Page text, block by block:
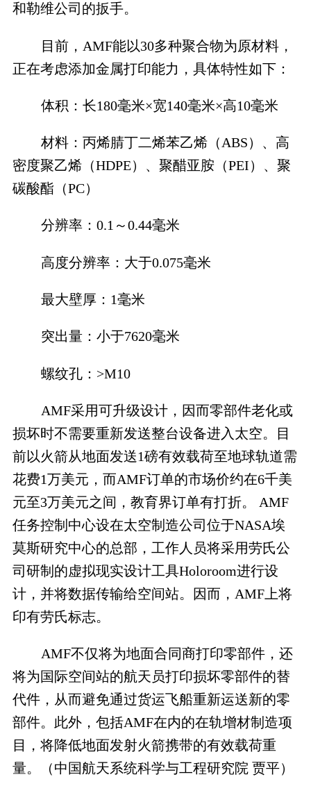
和勒维公司的扳手。
目前，AMF能以30多种聚合物为原材料，
正在考虑添加金属打印能力，具体特性如下：
体积：长180毫米×宽140毫米×高10毫米
材料：丙烯腈丁二烯苯乙烯（ABS）、高
密度聚乙烯（HDPE）、聚醋亚胺（PEI）、聚
碳酸酯（PC）
分辨率：0.1～0.44毫米
高度分辨率：大于0.075毫米
最大壁厚：1毫米
突出量：小于7620毫米
螺纹孔：>M10
AMF采用可升级设计，因而零部件老化或
损坏时不需要重新发送整台设备进入太空。目
前以火箭从地面发送1磅有效载荷至地球轨道需
花费1万美元，而AMF订单的市场价约在6千美
元至3万美元之间，教育界订单有打折。 AMF
任务控制中心设在太空制造公司位于NASA埃
莫斯研究中心的总部，工作人员将采用劳氏公
司研制的虚拟现实设计工具Holoroom进行设
计，并将数据传输给空间站。因而，AMF上将
印有劳氏标志。
AMF不仅将为地面合同商打印零部件，还
将为国际空间站的航天员打印损坏零部件的替
代件，从而避免通过货运飞船重新运送新的零
部件。此外，包括AMF在内的在轨增材制造项
目，将降低地面发射火箭携带的有效载荷重
量。（中国航天系统科学与工程研究院 贾平）